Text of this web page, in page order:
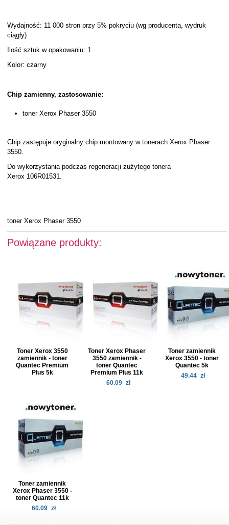
Wydajność: 11 000 stron przy 5% pokryciu (wg producenta, wydruk
ciągły)
Ilość sztuk w opakowaniu: 1
Kolor: czarny
Chip zamienny, zastosowanie:
toner Xerox Phaser 3550
Chip zastępuje oryginalny chip montowany w tonerach Xerox Phaser
3550.
Do wykorzystania podczas regeneracji zużytego tonera
Xerox 106R01531.
toner Xerox Phaser 3550
Powiązane produkty:
Toner Xerox 3550
zamiennik - toner
Quantec Premium
Plus 5k
Toner Xerox Phaser
3550 zamiennik -
toner Quantec
Premium Plus 11k
60.09 zł
Toner zamiennik
Xerox 3550 - toner
Quantec 5k
49.44 zł
Toner zamiennik
Xerox Phaser 3550 -
toner Quantec 11k
60.09 zł